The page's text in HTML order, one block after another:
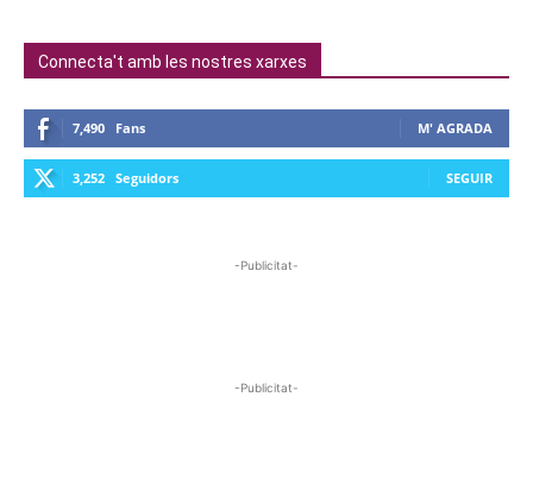
Connecta't amb les nostres xarxes
7,490 Fans M' AGRADA
3,252 Seguidors SEGUIR
-Publicitat-
-Publicitat-